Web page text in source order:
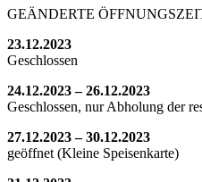
GEÄNDERTE
23.12.2023
Geschlossen
24.12.2023 – 26.12.2023
Geschlossen, nur Abholung der
27.12.2023 – 30.12.2023
geöffnet (Kleine Speisenkarte)